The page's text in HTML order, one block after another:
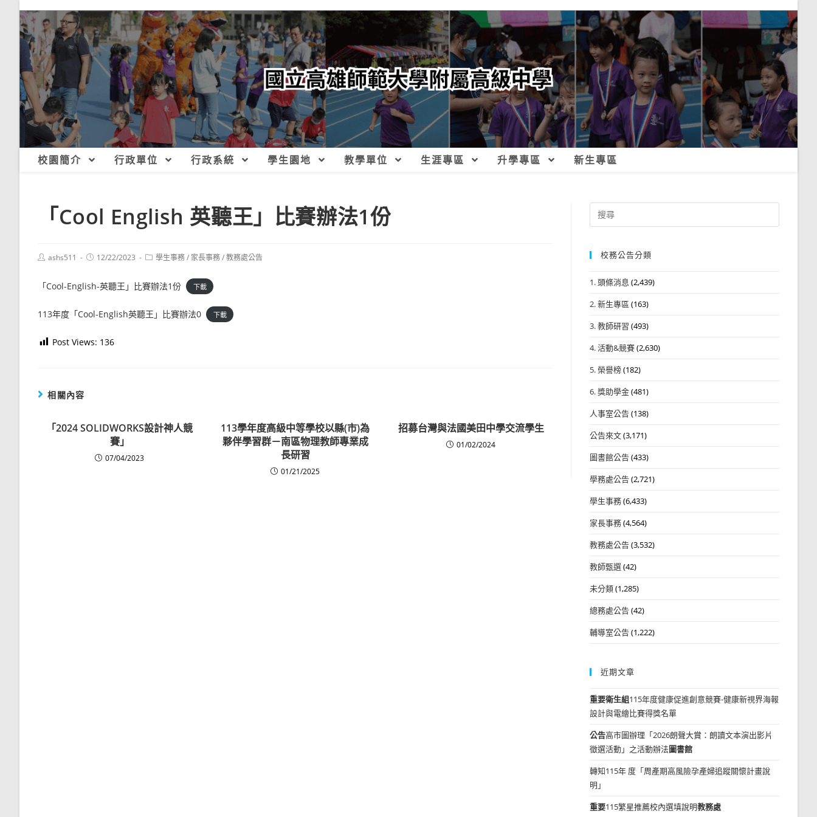
校園簡介 行政單位 行政系統 學生園地 教學單位 生涯專區 升學專區 新生專區
「Cool English 英聽王」比賽辦法1份
Postashs511
Post12/22/2023
Post學生事務/ 家長事務/教務處公告
「Cool-English-英聽王」比賽辦法1份 下載
113年度「Cool-English英聽王」比賽辦法0 下載
Post Views: 136
相關內容
「2024 SOLIDWORKS設計神人競
賽」
07/04/2023
113學年度高級中等學校以縣(市)為
夥伴學習群－南區物理教師專業成
長研習
01/21/2025
招募台灣與法國美田中學交流學生
01/02/2024
Search
for:
校務公告分類
1. 頭條消息 (2,439)
2. 新生專區 (163)
3. 教師研習 (493)
4. 活動&競賽(2,630)
5. 榮譽榜(182)
6. 獎助學金(481)
人事室公告(138)
公告來文(3,171)
圖書館公告(433)
學務處公告(2,721)
學生事務(6,433)
家長事務(4,564)
教務處公告(3,532)
教師甄選(42)
未分類(1,285)
總務處公告(42)
輔導室公告(1,222)
近期文章
重要衛生組115年度健康促進創意競賽-健康新視界海報
設計與電繪比賽得獎名單
公告高市圖辦理「2026朗聲大賞：朗讀文本演出影片
徵選活動」之活動辦法圖書館
轉知115年 度「周產期高風險孕產婦追蹤關懷計畫說
明」
重要115繁星推薦校內選填說明教務處